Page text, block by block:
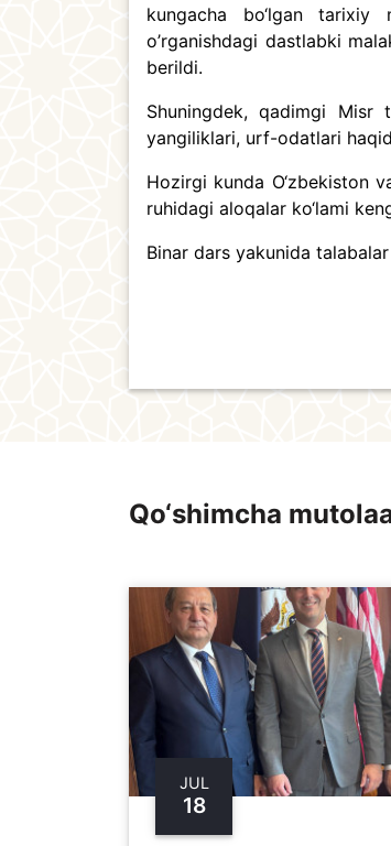
kungacha bo‘lgan tarixiy
o’rganishdagi dastlabki
berildi.
Shuningdek, qadimgi Misr
yangiliklari, urf-odatlari
Hozirgi kunda O‘zbekiston
ruhidagi aloqalar ko‘lami
Binar dars yakunida
Qo‘shimcha
JUL
18